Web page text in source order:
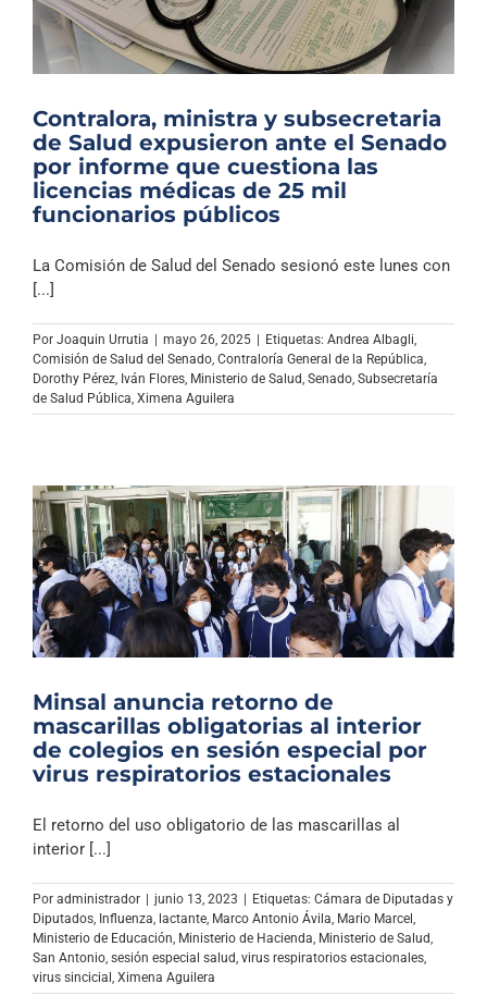
Contralora, ministra y subsecretaria
de Salud expusieron ante el Senado
por informe que cuestiona las
licencias médicas de 25 mil
funcionarios públicos
La Comisión de Salud del Senado sesionó este lunes con
[...]
Por Joaquin Urrutia mayo 26, 2025 Etiquetas: Andrea Albagli,
Comisión de Salud del Senado, Contraloría General de la República,
Dorothy Pérez, Iván Flores, Ministerio de Salud, Senado, Subsecretaría
de Salud Pública, Ximena Aguilera
Minsal anuncia retorno de
mascarillas obligatorias al interior
de colegios en sesión especial por
virus respiratorios estacionales
El retorno del uso obligatorio de las mascarillas al
interior [...]
Por administrador | junio 13, 2023 | Etiquetas: Cámara de Diputadas y
Diputados Influenza lactante Marco Antonio Ávila Mario Marcel
Ministerio de Educación Ministerio de Hacienda Ministerio de Salud
San Antonio sesión especial salud virus respiratorios estacionales
virus sincicial Ximena Aguilera